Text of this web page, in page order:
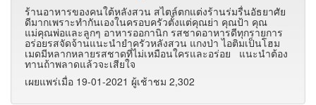
ร้านอาหารของคนใต้หลังสวน สไตล์ตกแต่งร้านร่มรื่นอัธยาศัย
ดีมากเพราะทำกันเองในครอบครัวตั้งแต่คุณย่า คุณป้า คุณ
แม่คุณพ่อและลูกๆ อาหารออกานิก รสชาดอาหารดีทุกรายการ
อร่อยรสจัดจ้านแนะนำยำครัวหลังสวน แกงป่า ไอติมเป็นโฮม
เมดมีหลากหลายรสชาดที่ไม่เหมือนใครและอร่อย แนะนำต้อง
ทานถ้าพลาดแล้วจะเสียใจ
เผยแพร่เมื่อ 19-01-2021 ผู้เช้าชม 2,302